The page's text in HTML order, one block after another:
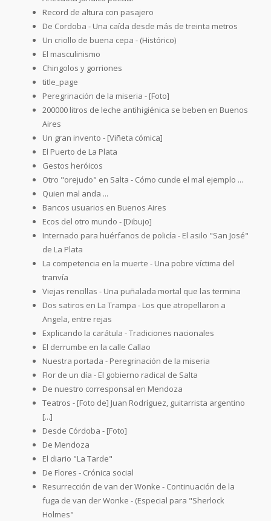
Record de altura con pasajero
De Cordoba - Una caída desde más de treinta metros
Un criollo de buena cepa - (Histórico)
El masculinismo
Chingolos y gorriones
title_page
Peregrinación de la miseria - [Foto]
200000 litros de leche antihigiénica se beben en Buenos
Aires
Un gran invento - [Viñeta cómica]
El Puerto de La Plata
Gestos heróicos
Otro "orejudo" en Salta - Cómo cunde el mal ejemplo ...
Quien mal anda ...
Bancos usuarios en Buenos Aires
Ecos del otro mundo - [Dibujo]
Internado para huérfanos de policía - El asilo "San José"
de La Plata
La competencia en la muerte - Una pobre víctima del
tranvía
Viejas rencillas - Una puñalada mortal que las termina
Dos satiros en La Trampa - Los que atropellaron a
Angela, entre rejas
Explicando la carátula - Tradiciones nacionales
El derrumbe en la calle Callao
Nuestra portada - Peregrinación de la miseria
Flor de un día - El gobierno radical de Salta
De nuestro corresponsal en Mendoza
Teatros - [Foto de] Juan Rodríguez, guitarrista argentino
[...]
Desde Córdoba - [Foto]
De Mendoza
El diario "La Tarde"
De Flores - Crónica social
Resurrección de van der Wonke - Continuación de la
fuga de van der Wonke - (Especial para "Sherlock
Holmes"